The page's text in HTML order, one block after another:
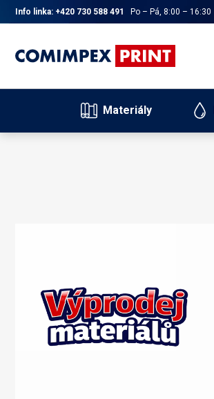
Info linka: +420 730 588 491 Po – Pá, 8:00 – 16:30
Materiály